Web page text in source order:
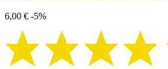
6,00 € -5%